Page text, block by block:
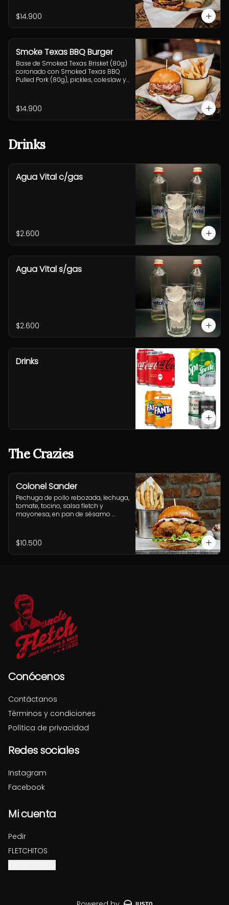
$14.900
Smoke Texas BBQ Burger
Base de Smoked Texas Brisket (80g)
coronado con Smoked Texas BBQ
Pulled Pork (80g), pickles, coleslaw y
$14.900
Drinks
Agua Vital c/gas
$2.600
Agua Vital s/gas
$2.600
Drinks
The Crazies
Colonel Sander
Pechuga de pollo rebozada, lechuga,
tomate, tocino, salsa fletch y
mayonesa, en pan de sésamo
$10.500
Conócenos
Contáctanos
Términos y condiciones
Política de privacidad
Redes sociales
Instagram
Facebook
Mi cuenta
Pedir
FLETCHITOS